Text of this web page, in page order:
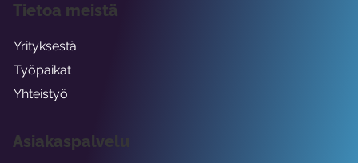
Asiakaspalvelu
Tietoa meistä
Yrityksestä
Työpaikat
Yhteistyö